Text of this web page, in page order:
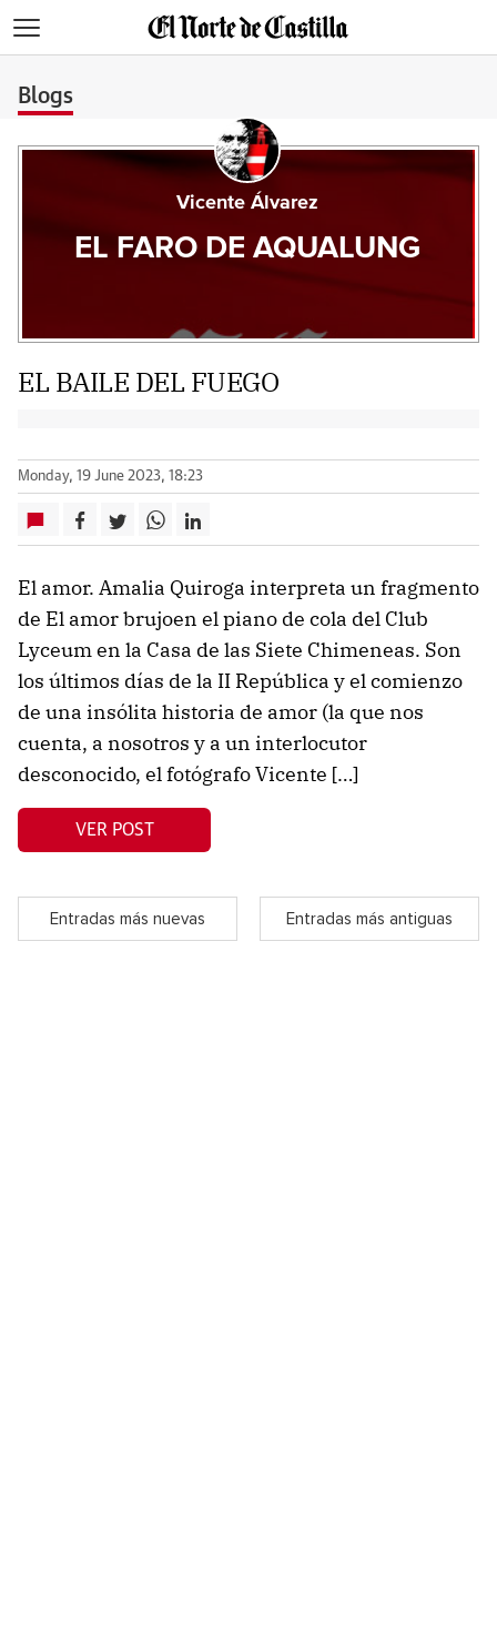
Blogs
Vicente Álvarez
EL FARO DE AQUALUNG
EL BAILE DEL FUEGO
Monday, 19 June 2023, 18:23
El amor. Amalia Quiroga interpreta un fragmento
de El amor brujoen el piano de cola del Club
Lyceum en la Casa de las Siete Chimeneas. Son
los últimos días de la II República y el comienzo
de una insólita historia de amor (la que nos
cuenta, a nosotros y a un interlocutor
desconocido, el fotógrafo Vicente […]
VER POST
Entradas más nuevas Entradas más antiguas